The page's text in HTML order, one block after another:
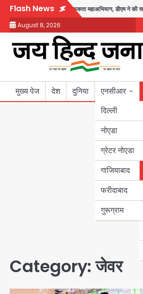
Skip
content
Flash News
जन-जागरूकता महाअभियान, डीएम ने की समीक्षा बैठक
August 8, 2026
मुख्य पेज देश दुनिया
एनसीआर
दिल्ली
नोएडा
ग्रेटर नोएडा
गाजियाबाद
फरीदाबाद
गुरूग्राम
Category:जेवर